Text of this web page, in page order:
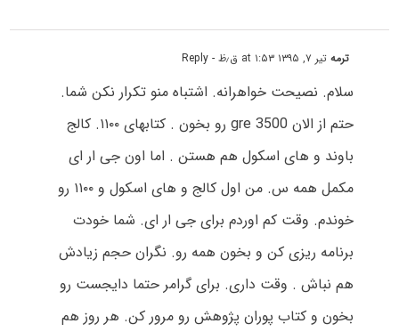
ترمهتیر ۷, ۱۳۹۵ at ۱:۵۳ ق٫ظ - Reply
سلام. نصیحت خواهرانه. اشتباه منو تکرار نکن شما.
حتم از الان gre 3500 رو بخون . کتابهای ۱۱۰۰. کالج
باوند و های اسکول هم هستن . اما اون جی ار ای
مکمل همه س. من اول کالج و های اسکول و ۱۱۰۰ رو
خوندم. وقت کم اوردم برای جی ار ای. شما خودت
برنامه ریزی کن و بخون همه رو. نگران حجم زیادش
هم نباش . وقت داری. برای گرامر حتما دایجست رو
بخون و کتاب پوران پژوهش رو مرور کن. هر روز هم